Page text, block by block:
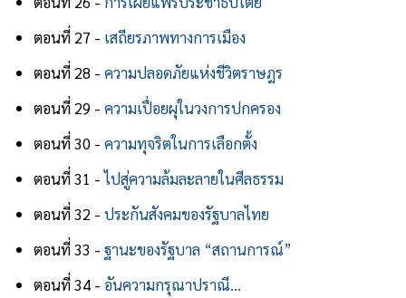
ตอนที่ 27 - เสถียรภาพทางการเมือง
ตอนที่ 28 - ความปลอดภัยแห่งชีวิตราษฎร
ตอนที่ 29 - ความเปื่อยผุในวงการปกครอง
ตอนที่ 30 - ความทุจริตในการเลือกตั้ง
ตอนที่ 31 -ไปสู่ความล้มละลายในศีลธรรม
ตอนที่ 32 - ประกันสังคมของรัฐบาลไทย
ตอนที่ 33 - ฐานะของรัฐบาล “สถานการณ์”
ตอนที่ 34 - อันความกรุณาปราณี…